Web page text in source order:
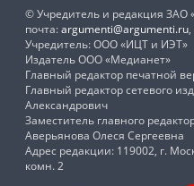
© Учредитель и редакция
почта:argumenti@argumenti.ru,
Учредитель: ООО «ИЦТ и ИЭТ»
Издатель ООО «Медианет»
Главный редактор печатной
Главный редактор сетевого
Александрович
Заместитель главного
Аверьянова Олеся Сергеевна
Адрес редакции: 119002, г.
комн. 2